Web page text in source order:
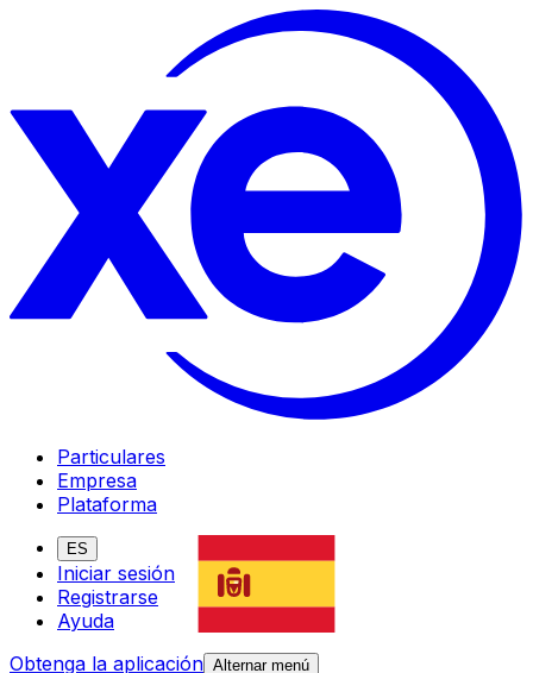
Particulares
Empresa
Plataforma
ES
Iniciar sesión
Registrarse
Ayuda
Obtenga la aplicación Alternar menú